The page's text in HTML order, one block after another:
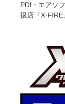
PDI・エアソ
扱店『X-FIRE